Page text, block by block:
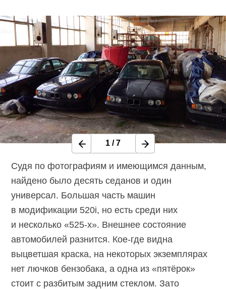
1 /7
Судя по фотографиям и имеющимся данным,
найдено было десять седанов и один
универсал. Большая часть машин
в модификации 520i, но есть среди них
и несколько «525-х». Внешнее состояние
автомобилей разнится. Кое-где видна
выцветшая краска, на некоторых экземплярах
нет лючков бензобака, а одна из «пятёрок»
стоит с разбитым задним стеклом. Зато